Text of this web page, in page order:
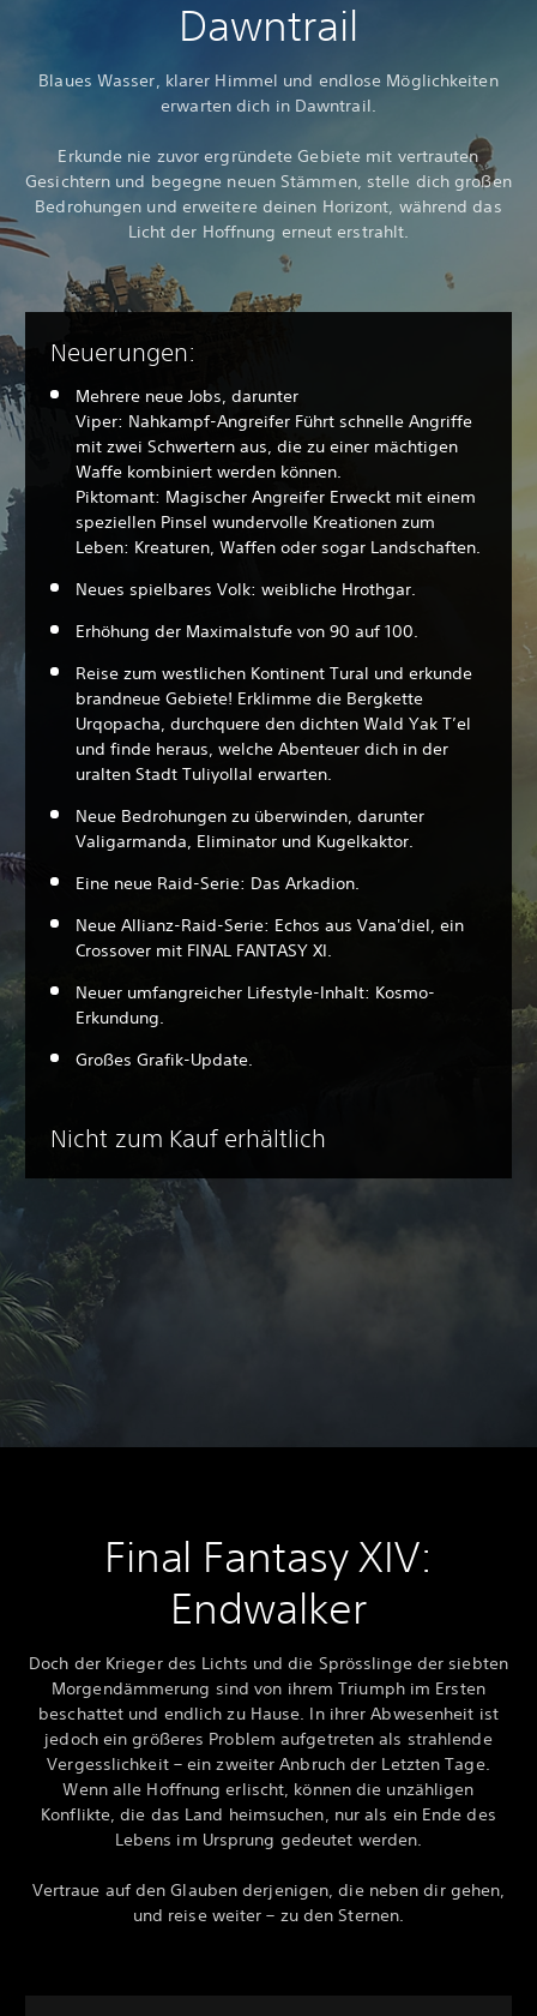
Dawntrail
Blaues Wasser, klarer Himmel und endlose Möglichkeiten
erwarten dich in Dawntrail.
Erkunde nie zuvor ergründete Gebiete mit vertrauten
Gesichtern und begegne neuen Stämmen, stelle dich großen
Bedrohungen und erweitere deinen Horizont, während das
Licht der Hoffnung erneut erstrahlt.
Neuerungen:
Mehrere neue Jobs, darunter
Viper: Nahkampf-Angreifer Führt schnelle Angriffe
mit zwei Schwertern aus, die zu einer mächtigen
Waffe kombiniert werden können.
Piktomant: Magischer Angreifer Erweckt mit einem
speziellen Pinsel wundervolle Kreationen zum
Leben: Kreaturen, Waffen oder sogar Landschaften.
Neues spielbares Volk: weibliche Hrothgar.
Erhöhung der Maximalstufe von 90 auf 100.
Reise zum westlichen Kontinent Tural und erkunde
brandneue Gebiete! Erklimme die Bergkette
Urqopacha, durchquere den dichten Wald Yak T’el
und finde heraus, welche Abenteuer dich in der
uralten Stadt Tuliyollal erwarten.
Neue Bedrohungen zu überwinden, darunter
Valigarmanda, Eliminator und Kugelkaktor.
Eine neue Raid-Serie: Das Arkadion.
Neue Allianz-Raid-Serie: Echos aus Vana'diel, ein
Crossover mit FINAL FANTASY XI.
Neuer umfangreicher Lifestyle-Inhalt: Kosmo-
Erkundung.
Großes Grafik-Update.
Nicht zum Kauf erhältlich
Final Fantasy XIV:
Endwalker
Doch der Krieger des Lichts und die Sprösslinge der siebten
Morgendämmerung sind von ihrem Triumph im Ersten
beschattet und endlich zu Hause. In ihrer Abwesenheit ist
jedoch ein größeres Problem aufgetreten als strahlende
Vergesslichkeit – ein zweiter Anbruch der Letzten Tage.
Wenn alle Hoffnung erlischt, können die unzähligen
Konflikte, die das Land heimsuchen, nur als ein Ende des
Lebens im Ursprung gedeutet werden.
Vertraue auf den Glauben derjenigen, die neben dir gehen,
und reise weiter – zu den Sternen.